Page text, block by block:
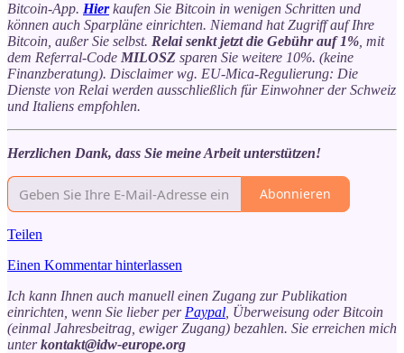
Bitcoin-App. Hierkaufen Sie Bitcoin in wenigen Schritten und
können auch Sparpläne einrichten. Niemand hat Zugriff auf Ihre
Bitcoin, außer Sie selbst. Relai senkt jetzt die Gebühr auf 1% , mit
dem Referral-Code MILOSZ sparen Sie weitere 10%. (keine
Finanzberatung). Disclaimer wg. EU-Mica-Regulierung: Die
Dienste von Relai werden ausschließlich für Einwohner der Schweiz
und Italiens empfohlen.
Herzlichen Dank, dass Sie meine Arbeit unterstützen!
Abonnieren
Teilen
Einen Kommentar hinterlassen
Ich kann Ihnen auch manuell einen Zugang zur Publikation
einrichten, wenn Sie lieber per Paypal , Überweisung oder Bitcoin
(einmal Jahresbeitrag, ewiger Zugang) bezahlen. Sie erreichen mich
unterkontakt@idw-europe.org